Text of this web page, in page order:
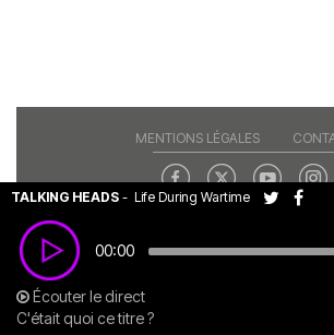
00:00
TALKING HEADS - Life During Wartime
Écouter le direct
C'était quoi ce titre ?
MENTIONS LÉGALES